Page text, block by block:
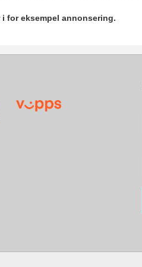
for eksempel annonsering.